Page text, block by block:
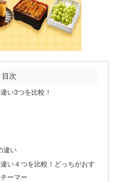
目次
い3つを比較！
違い
い４つを比較！どっちがおす
ーマー